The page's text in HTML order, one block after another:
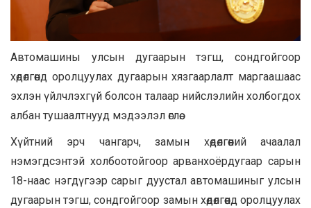
Автомашины улсын дугаарын тэгш, сондгойгоор
хөдөлгөөнд оролцуулах дугаарын хязгаарлалт маргаашаас
эхлэн үйлчлэхгүй болсон талаар нийслэлийн холбогдох
албан тушаалтнууд мэдээлэл өглөө.
Хүйтний эрч чангарч, замын хөдөлгөөний ачаалал
нэмэгдсэнтэй холбоотойгоор арванхоёрдугаар сарын
18-наас нэгдүгээр сарыг дуустал автомашиныг улсын
дугаарын тэгш, сондгойгоор замын хөдөлгөөнд оролцуулах